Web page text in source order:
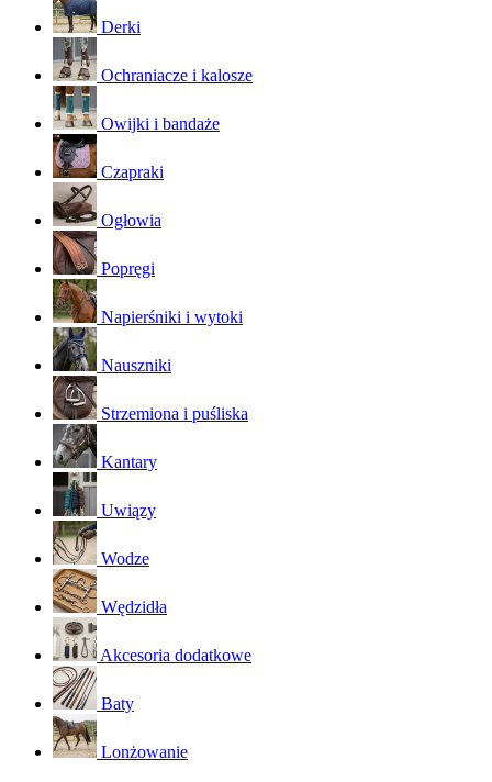
Derki
Ochraniacze i kalosze
Owijki i bandaże
Czapraki
Ogłowia
Popręgi
Napierśniki i wytoki
Nauszniki
Strzemiona i puśliska
Kantary
Uwiązy
Wodze
Wędzidła
Akcesoria dodatkowe
Baty
Lonżowanie